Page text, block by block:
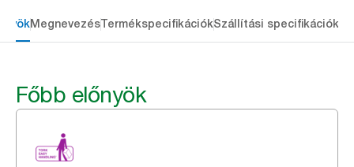
MegnevezésTermékspecifikációkSzállítási specifikációk
Főbb előnyök